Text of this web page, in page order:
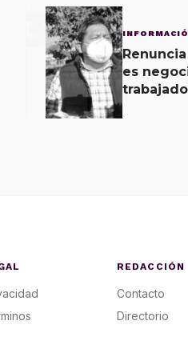
3
es
REDACCIÓN
Contacto
Directorio